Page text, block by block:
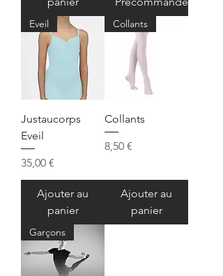
Eveil
Justaucorps
Eveil
Prix
35,00 €
Ajouter au
panier
Collants
Collants
Prix
8,50 €
Ajouter au
panier
Garçons